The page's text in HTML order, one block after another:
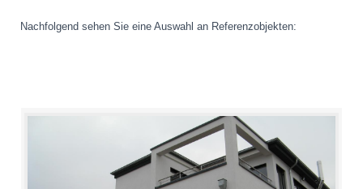
Nachfolgend sehen Sie eine Auswahl an Referenzobjekten: